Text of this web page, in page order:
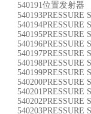
540191位置发射
540193PRESSURE
540194PRESSURE
540195PRESSURE
540196PRESSURE
540197PRESSURE
540198PRESSURE
540199PRESSURE
540200PRESSURE
540201PRESSURE
540202PRESSURE
540203PRESSURE